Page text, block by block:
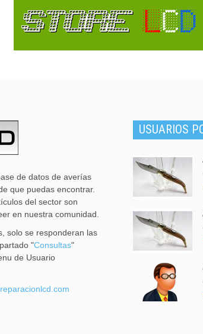
de datos de averías
que puedas encontrar.
del sector son
en nuestra comunidad.
solo se responderan las
"Consultas"
de Usuario
USUARIOS